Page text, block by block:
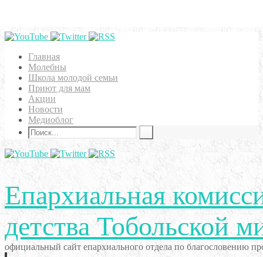
Главная
Молебны
Школа молодой семьи
Приют для мам
Акции
Новости
Медиоблог
Епархиальная
детства Тобольской
официальный сайт епархиального отдела по благословению